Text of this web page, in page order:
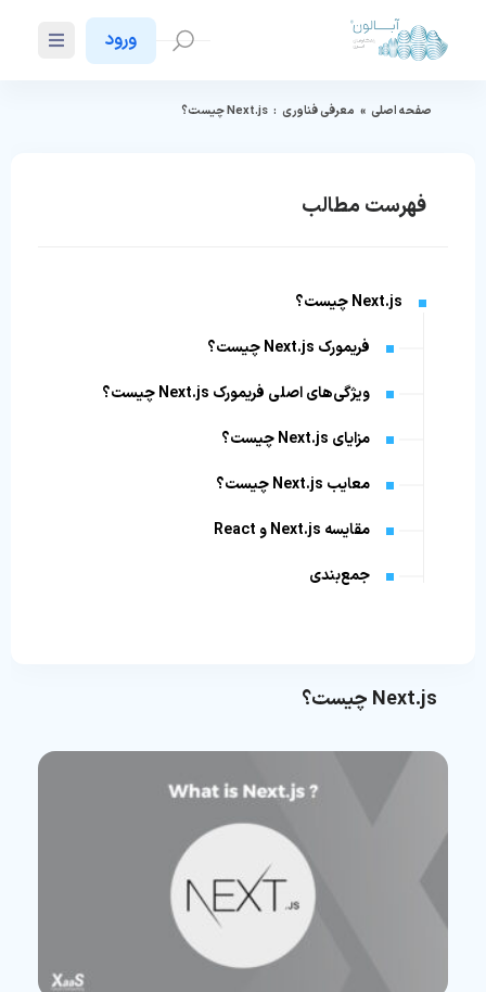
ورود
صفحه اصلی » معرفی فناوری : Next.js چیست؟
Next.js چیست؟
فهرست مطالب
Next.js چیست؟
فریمورک Next.js چیست؟
ویژگی‌های اصلی فریمورک Next.js چیست؟
مزایای Next.js چیست؟
معایب Next.js چیست؟
مقایسه Next.js و React
جمع‌بندی